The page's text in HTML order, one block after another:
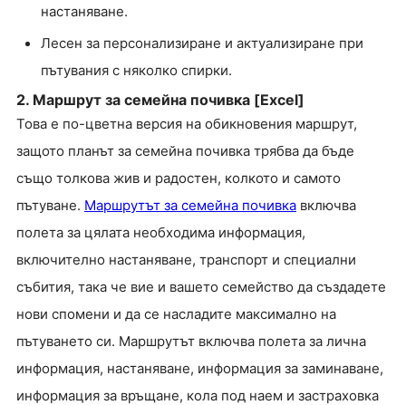
настаняване.
Лесен за персонализиране и актуализиране при
пътувания с няколко спирки.
2. Маршрут за семейна почивка [Excel]
Това е по-цветна версия на обикновения маршрут,
защото планът за семейна почивка трябва да бъде
също толкова жив и радостен, колкото и самото
пътуване. Маршрутът за семейна почивка включва
полета за цялата необходима информация,
включително настаняване, транспорт и специални
събития, така че вие и вашето семейство да създадете
нови спомени и да се насладите максимално на
пътуването си. Маршрутът включва полета за лична
информация, настаняване, информация за заминаване,
информация за връщане, кола под наем и застраховка